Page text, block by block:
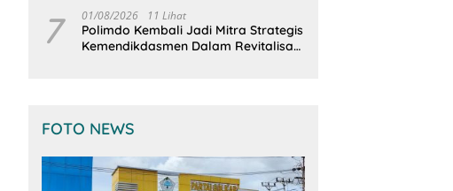
7 01/08/2026 11 Lihat
Polimdo Kembali Jadi Mitra Strategis
Kemendikdasmen Dalam Revitalisasi
FOTO NEWS